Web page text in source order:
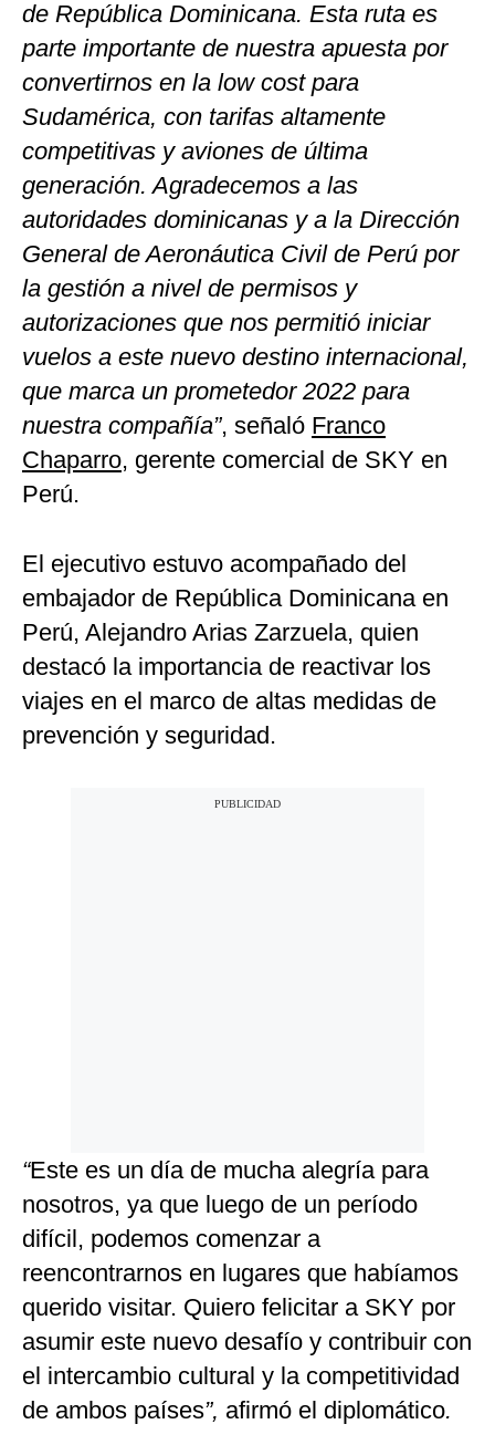
de República Dominicana. Esta ruta es
parte importante de nuestra apuesta por
convertirnos en la low cost para
Sudamérica, con tarifas altamente
competitivas y aviones de última
generación. Agradecemos a las
autoridades dominicanas y a la Dirección
General de Aeronáutica Civil de Perú por
la gestión a nivel de permisos y
autorizaciones que nos permitió iniciar
vuelos a este nuevo destino internacional,
que marca un prometedor 2022 para
nuestra compañía”, señaló Franco
Chaparro, gerente comercial de SKY en
Perú.
El ejecutivo estuvo acompañado del
embajador de República Dominicana en
Perú, Alejandro Arias Zarzuela, quien
destacó la importancia de reactivar los
viajes en el marco de altas medidas de
prevención y seguridad.
“Este es un día de mucha alegría para
nosotros, ya que luego de un período
difícil, podemos comenzar a
reencontrarnos en lugares que habíamos
querido visitar. Quiero felicitar a SKY por
asumir este nuevo desafío y contribuir con
el intercambio cultural y la competitividad
de ambos países”, afirmó el diplomático.